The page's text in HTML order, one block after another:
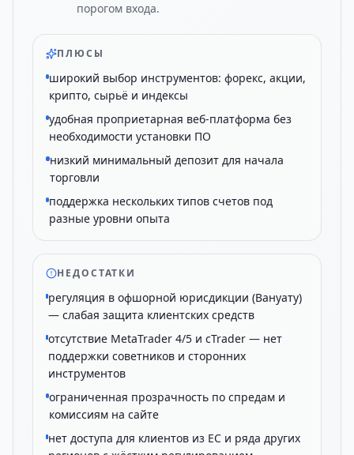
порогом входа.
ПЛЮСЫ
широкий выбор инструментов: форекс, акции,
крипто, сырьё и индексы
удобная проприетарная веб-платформа без
необходимости установки ПО
низкий минимальный депозит для начала
торговли
поддержка нескольких типов счетов под
разные уровни опыта
НЕДОСТАТКИ
регуляция в офшорной юрисдикции (Вануату)
— слабая защита клиентских средств
отсутствие MetaTrader 4/5 и cTrader — нет
поддержки советников и сторонних
инструментов
ограниченная прозрачность по спредам и
комиссиям на сайте
нет доступа для клиентов из ЕС и ряда других